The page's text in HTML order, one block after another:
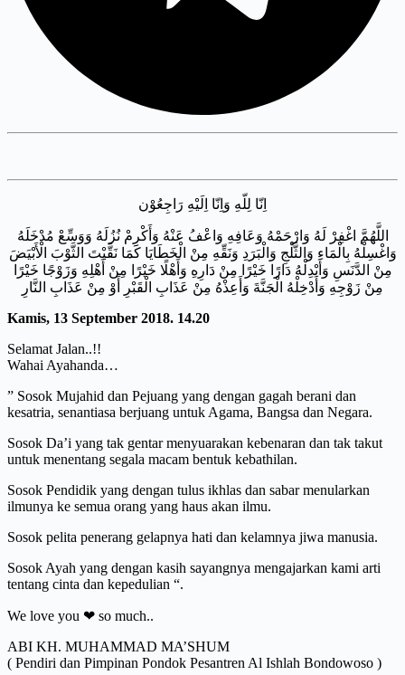
اِنّا لِلّهِ وَاِنّا اِلَيْهِ رَاجِعُوْن
​اللَّهُمَّ اغْفِرْ لَهُ وَارْحَمْهُ وَعَافِهِ وَاعْفُ عَنْهُ وَأَكْرِمْ نُزُلَهُ وَوَسِّعْ مُدْخَلَهُ
وَاغْسِلْهُ بِالْمَاءِ وَالثَّلْجِ وَالْبَرَدِ وَنَقِّهِ مِنْ الْخَطَايَا كَمَا نَقَّيْتَ الثَّوْبَ الْأَبْيَضَ
مِنْ الدَّنَسِ وَأَبْدِلْهُ دَارًا خَيْرًا مِنْ دَارِهِ وَأَهْلًا خَيْرًا مِنْ أَهْلِهِ وَزَوْجًا خَيْرًا
مِنْ زَوْجِهِ وَأَدْخِلْهُ الْجَنَّةَ وَأَعِذْهُ مِنْ عَذَابِ الْقَبْرِ أَوْ مِنْ عَذَابِ النَّارِ
Kamis, 13 September 2018. 14.20
Selamat Jalan..!!
Wahai Ayahanda…
” Sosok Mujahid dan Pejuang yang dengan gagah berani dan
kesatria, senantiasa berjuang untuk Agama, Bangsa dan Negara.
Sosok Da’i yang tak gentar menyuarakan kebenaran dan tak takut
untuk menentang segala macam bentuk kebathilan.
Sosok Pendidik yang dengan tulus ikhlas dan sabar menularkan
ilmunya ke semua orang yang haus akan ilmu.
Sosok pelita penerang gelapnya hati dan kelamnya jiwa manusia.
Sosok Ayah yang dengan kasih sayangnya mengajarkan kami arti
tentang cinta dan kepedulian “.
We love you ❤ so much..
ABI KH. MUHAMMAD MA’SHUM
( Pendiri dan Pimpinan Pondok Pesantren Al Ishlah Bondowoso )